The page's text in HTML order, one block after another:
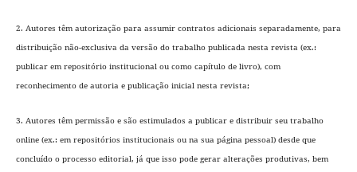
2. Autores têm autorização para assumir contratos adicionais separadamente, para
distribuição não-exclusiva da versão do trabalho publicada nesta revista (ex.:
publicar em repositório institucional ou como capítulo de livro), com
reconhecimento de autoria e publicação inicial nesta revista;
3. Autores têm permissão e são estimulados a publicar e distribuir seu trabalho
online (ex.: em repositórios institucionais ou na sua página pessoal) desde que
concluído o processo editorial, já que isso pode gerar alterações produtivas, bem